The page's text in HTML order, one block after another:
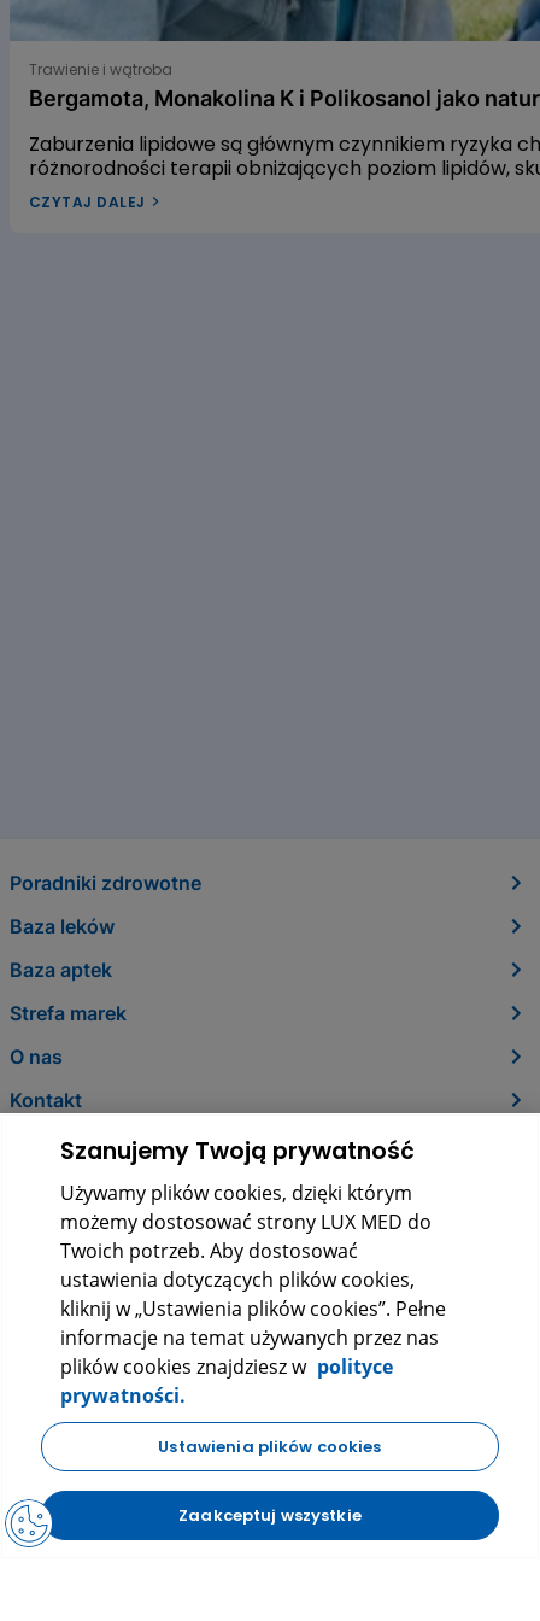
KUP W LUXMED
Trawienie i wątroba
Bergamota, Monakolina K i Polikosanol jako
Zaburzenia lipidowe są głównym czynnikiem ryzyka
różnorodności terapii obniżających poziom lipidów,
istnieją naturalne sposoby na walkę z dyslipidemią?
gospodarkę lipidową. Pierwszym z nich jest ekstrakt
CZYTAJ DALEJ
Poradniki zdrowotne
Baza leków
Baza aptek
Strefa marek
O nas
Kontakt
LUX MED Sp. z o.o.
ul. Szturmowa 2, 02-678 Warszawa
KRS: 0000265353
NIP: 5272523080
REGON: 140723603
Polityka prywatności | Regulamin | FAQ
Szanujemy Twoją prywatność
Używamy plików cookies, dzięki którym
możemy dostosować strony LUX MED do
Twoich potrzeb. Aby dostosować
ustawienia dotyczących plików cookies,
kliknij w „Ustawienia plików cookies”. Pełne
informacje na temat używanych przez nas
plików cookies znajdziesz w polityce
prywatności.
Ustawienia plików cookies
Zaakceptuj wszystkie